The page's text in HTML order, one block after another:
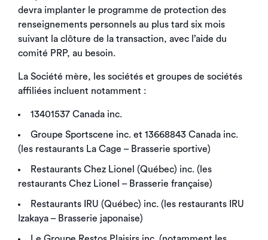
devra implanter le programme de protection des
renseignements personnels au plus tard six mois
suivant la clôture de la transaction, avec l’aide du
comité PRP, au besoin.
La Société mère, les sociétés et groupes de sociétés
affiliées incluent notamment :
13401537 Canada inc.
Groupe Sportscene inc. et 13668843 Canada inc.
(les restaurants La Cage – Brasserie sportive)
Restaurants Chez Lionel (Québec) inc. (les
restaurants Chez Lionel – Brasserie française)
Restaurants IRU (Québec) inc. (les restaurants IRU
Izakaya – Brasserie japonaise)